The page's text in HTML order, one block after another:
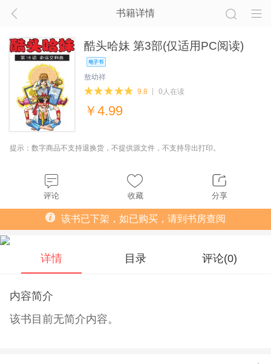
书籍详情
酷头哈妹 第3部(仅适用PC阅读)
敖幼祥
9.8
0人在读
￥ 4.99
提示：数字商品不支持退换货，不提供源文件，不支持导出打印。
评论 收藏 分享
该书已下架，如已购买，请到书房查阅
详情 目录 评论(0)
内容简介
该书目前无简介内容。